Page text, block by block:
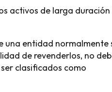
activos de larga duración
una entidad normalmente
de revenderlos, no
clasificados como